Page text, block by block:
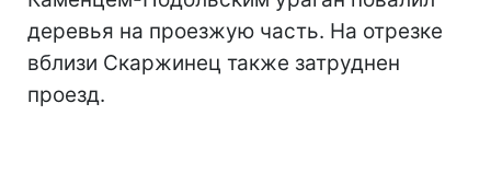
деревья на проезжую часть. На отрезке
вблизи Скаржинец также затруднен
проезд.